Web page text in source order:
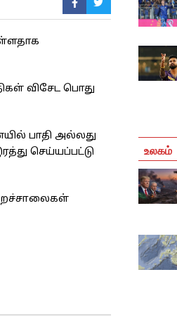
விசேட பொது
பாதி அல்லது
செய்யப்பட்டு
உலகம்